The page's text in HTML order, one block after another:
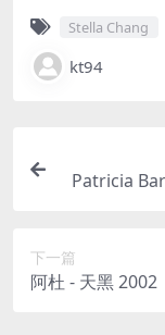
Stella Chang
kt94
Patricia
下一篇
阿杜 - 天黑 2002